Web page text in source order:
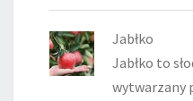
Jabłko
Jabłko to
wytwarzany